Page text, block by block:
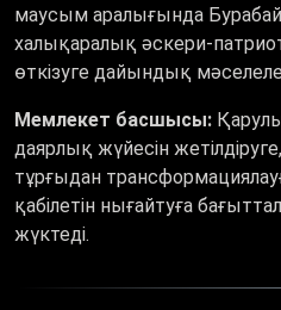
маусым аралығында
халықаралық әскери-
өткізуге дайындық
Мемлекет басшысы:
даярлық жүйесін
тұрғыдан
қабілетін нығайтуға
жүктеді.